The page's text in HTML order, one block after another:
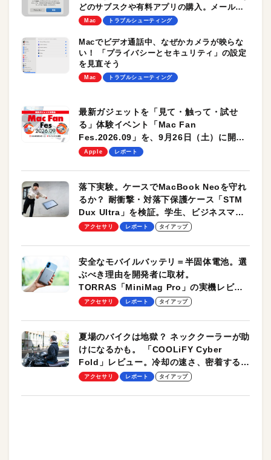
どのサブスクや有料アプリの購入。メールや
Apple IDから請求内容を確認できます
Mac トラブルシューティング
Macでビデオ通話中、なぜかカメラが映らな
い！ 「プライバシーとセキュリティ」の設定
を見直そう
Mac トラブルシューティング
最新ガジェットを「見て・触って・試せ
る」体験イベント「Mac Fan
Fes.2026.09」を、9月26日（土）に開催
します！
Apple レポート
落下実験。ケースでMacBook Neoを守れ
るか？ 耐衝撃・対落下保護ケース「STM
Dux Ultra」を検証。学生、ビジネスマン
のモバイルユースに最適！
アクセサリ レポート タイアップ
安全なモバイルバッテリ＝半固体電池。選
ぶべき理由を開発者に取材。
TORRAS「MiniMag Pro」の実機レビュ
ーも
アクセサリ レポート タイアップ
夏場のバイクは地獄？ ネッククーラーが助
けになるかも。 「COOLiFY Cyber
Fold」レビュー。冷却の速さ、密着する冷
却プレート、シンプルな操作性がグッド！
アクセサリ レポート タイアップ